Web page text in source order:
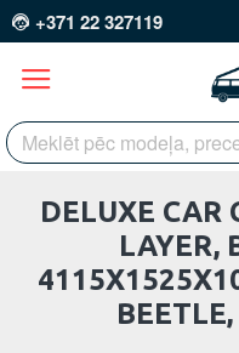
+371 22 327119
DELUXE CAR
LAYER,